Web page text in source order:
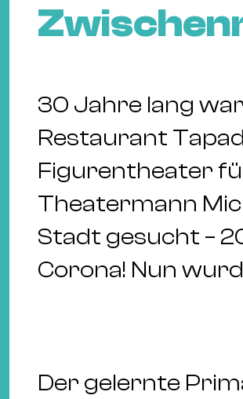
30 Jahre lang
Restaurant
Figurentheater
Theatermann
Stadt gesucht –
Corona! Nun
Der gelernte